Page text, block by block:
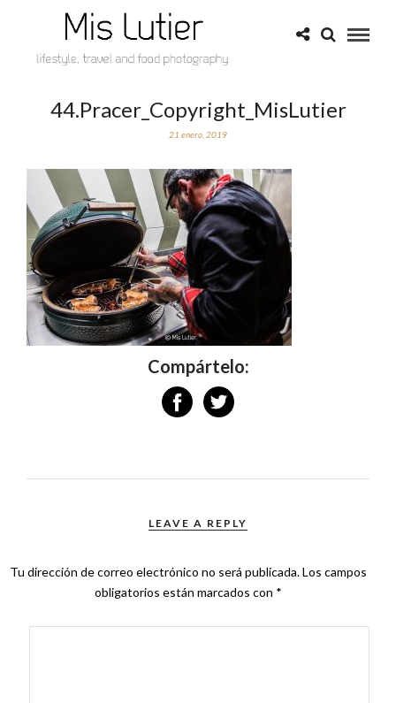
44.Pracer_Copyright_MisLutier
21 enero, 2019
Compártelo:
LEAVE A REPLY
Tu dirección de correo electrónico no será publicada.Los campos
obligatorios están marcados con *